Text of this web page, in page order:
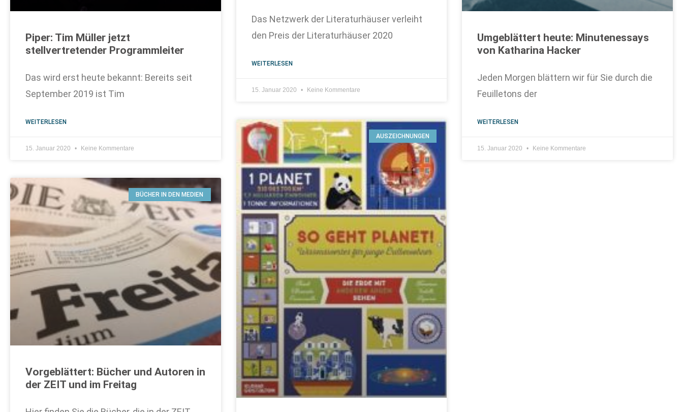
Piper: Tim Müller jetzt
stellvertretender Programmleiter
Das wird erst heute bekannt: Bereits seit
September 2019 ist Tim
WEITERLESEN
15. Januar 2020 Keine Kommentare
Das Netzwerk der Literaturhäuser verleiht
den Preis der Literaturhäuser 2020
WEITERLESEN
15. Januar 2020 Keine Kommentare
BÜCHER IN DEN MEDIEN
Vorgeblättert: Bücher und Autoren in
der ZEIT und im Freitag
AUSZEICHNUNGEN
Umgeblättert heute: Minutenessays
von Katharina Hacker
Jeden Morgen blättern wir für Sie durch die
Feuilletons der
WEITERLESEN
15. Januar 2020 Keine Kommentare